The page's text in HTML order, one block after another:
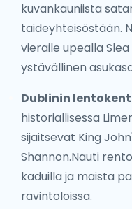
kuvankauniista
taideyhteisöstään.
vieraile upealla
ystävällinen
Dublinin
historiallisessa
sijaitsevat King
Shannon.Nauti
kaduilla ja maista
ravintoloissa.